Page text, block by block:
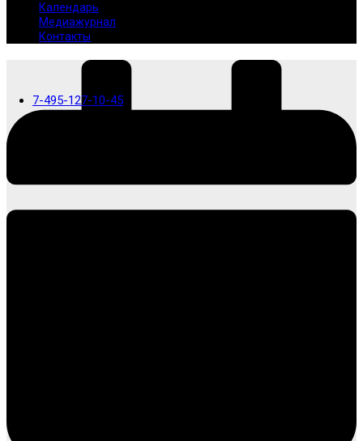
7-495-127-10-45
Календарь
Медиажурнал
Контакты